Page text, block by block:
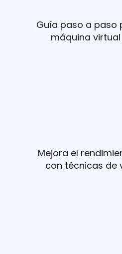
Guía paso a paso
máquina
Mejora el
con técnicas de